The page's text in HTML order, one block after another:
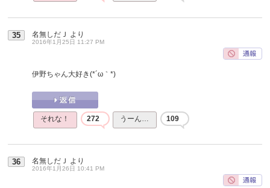
35 名無しだＪ より
2016年1月25日 11:27 PM
伊野ちゃん大好き(*´ω｀*)
それな！ 272 うーん… 109
36 名無しだＪ より
2016年1月26日 10:41 PM